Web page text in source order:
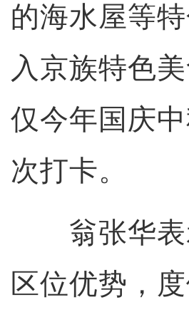
的海水屋等
入京族特色
仅今年国庆
次打卡。
翁张华表
区位优势，